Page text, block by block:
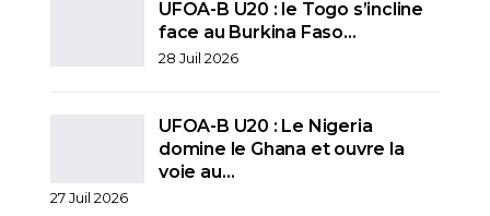
UFOA-B U20 : le Togo s’incline
face au Burkina Faso…
28 Juil 2026
UFOA-B U20 : Le Nigeria
domine le Ghana et ouvre la
voie au…
27 Juil 2026